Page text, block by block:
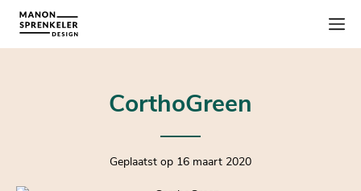
CorthoGreen
Geplaatst op 16 maart 2020